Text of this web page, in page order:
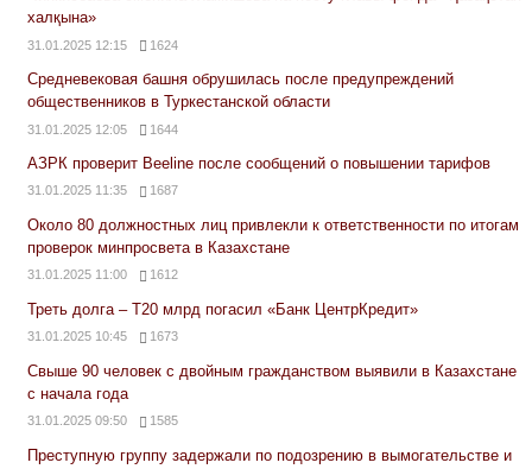
халқына»
31.01.2025 12:15 1624
Средневековая башня обрушилась после предупреждений
общественников в Туркестанской области
31.01.2025 12:05 1644
АЗРК проверит Beeline после сообщений о повышении тарифов
31.01.2025 11:35 1687
Около 80 должностных лиц привлекли к ответственности по итогам
проверок минпросвета в Казахстане
31.01.2025 11:00 1612
Треть долга – Т20 млрд погасил «Банк ЦентрКредит»
31.01.2025 10:45 1673
Свыше 90 человек с двойным гражданством выявили в Казахстане
с начала года
31.01.2025 09:50 1585
Преступную группу задержали по подозрению в вымогательстве и